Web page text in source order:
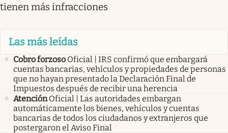
tienen más infracciones
Las más leídas
Cobro forzoso Oficial | IRS confirmó que embargará
cuentas bancarias, vehículos y propiedades de personas
que no hayan presentado la Declaración Final de
Impuestos después de recibir una herencia
Atención Oficial | Las autoridades embargan
automáticamente los bienes, vehículos y cuentas
bancarias de todos los ciudadanos y extranjeros que
postergaron el Aviso Final